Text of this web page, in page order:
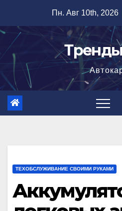
содержимому
Пн. Авг 10th, 2026
ТЕХОБСЛУЖИВАНИЕ СВОИМИ РУКАМИ